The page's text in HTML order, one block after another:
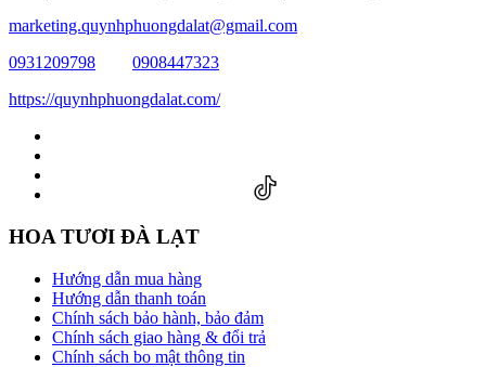
marketing.quynhphuongdalat@gmail.com
0931209798
0908447323
https://quynhphuongdalat.com/
HOA TƯƠI ĐÀ LẠT
Hướng dẫn mua hàng
Hướng dẫn thanh toán
Chính sách bảo hành, bảo đảm
Chính sách giao hàng & đổi trả
Chính sách bo mật thông tin